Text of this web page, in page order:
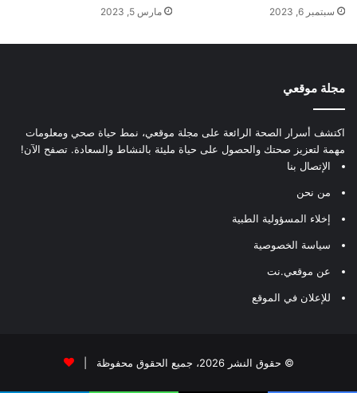
سبتمبر 6, 2023 مارس 5, 2023
مجلة موقعي
اكتشف أسرار الصحة الرائعة على مجلة موقعي، نمط حياة صحي ومعلومات
مهمة لتعزيز صحتك والحصول على حياة مليئة بالنشاط والسعادة. تصفح الآن!
الإتصال بنا
من نحن
إخلاء المسؤولية الطبية
سياسة الخصوصية
عن موقعي.نت
للإعلان في الموقع
© حقوق النشر 2026، جميع الحقوق محفوظة |